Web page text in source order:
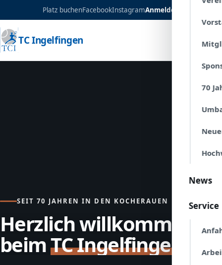
Platz buchenFacebookInstagramAnmelden
TC Ingelfingen
70
News
Service
SEIT 70 JAHREN IN DEN KOCHERAUEN
Herzlich willkommen
beimTC Ingelfingen